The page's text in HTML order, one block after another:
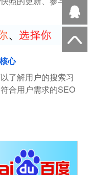
心
了解用户的搜索习
合用户需求的SEO